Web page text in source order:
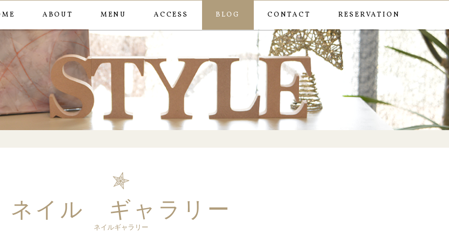
ABOUT MENU ACCESS BLOG CONTACT RESERVATION
キラキラ
ネイル ギャラリー
ネイルギャラリー